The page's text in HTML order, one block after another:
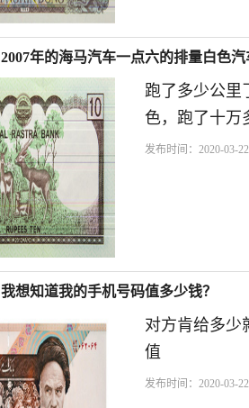
2007年的海马汽车一点六的排量白色汽
跑了多少公里
色，跑了十万
发布时间：2020-03-
我想知道我的手机号码值多少钱？
对方肯给多少
值
发布时间：2020-03-